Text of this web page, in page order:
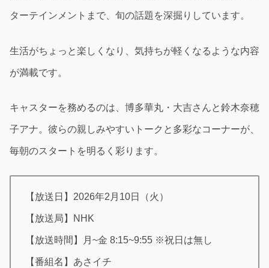
ターテインメントまで、旬の話題を深掘りしています。
生活がちょっと楽しくなり、気持ちが軽くなるような内容
が満載です。
キャスターを務めるのは、博多華丸・大吉さんと鈴木奈穂
子アナ。彼らの親しみやすいトークと多彩なコーナーが、
毎朝のスタートを明るく彩ります。
【放送日】2026年2月10日（火）
【放送局】NHK
【放送時間】月~金 8:15~9:55 ※祝日は無し
【番組名】あさイチ